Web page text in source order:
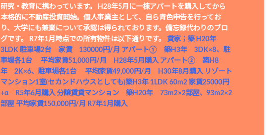
研究・教育に携わっています。 H28年5月に一棟アパートを購入してから
本格的に不動産投資開始。個人事業主として、自ら青色申告を行ってお
り、大学にも兼業について承認は得られております。備忘録代わりのブロ
グです。 R7年1月時点での所有物件は以下通りです。貸家；築 H20年
3LDK 駐車場2台 家賃 130000円/月 アパート① 築H3年 3DK×8、駐
車場各1台 平均家賃51,000円/月 H28年5月購入 アパート② 築H8
年 2K×6、駐車場各1台 平均家賃49,000円/月 H30年8月購入 リゾート
マンション1室(セカンドハウスとしても)築H3年 1LDK 60m2 家賃25000円
+α R5年6月購入分譲賃貸マンション 築H20年 73m2×2部屋、93m2×2
部屋 平均家賃150,000円/月 R7年1月購入